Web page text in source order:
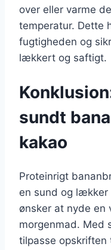
over eller varme
temperatur. Dette
fugtigheden og
lækkert og saftigt.
sundt
kakao
Proteinrigt
en sund og
ønsker at nyde en
morgenmad. Med
tilpasse